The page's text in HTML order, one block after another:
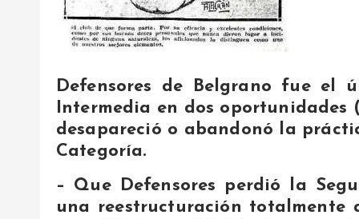
Defensores de Belgrano fue el
Intermedia en dos oportunidades
desapareció o abandonó la
Categoría.
– Que Defensores perdió la
una reestructuración